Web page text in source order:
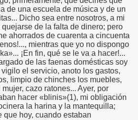
de una escuela de música y de un
Dicho sea entre nosotros, a mi
de la falta de dinero; pero
ahorrados de cuarenta a cincuenta
mientras que yo no dispongo
¡En fin, qué se le va a hacer!...
de las faenas domésticas soy
el servicio, anoto los gastos,
limpio de chinches los muebles,
cazo ratones... Ayer, por
hacer «blinis»(1), mi obligación
la harina y la mantequilla;
que hoy, cuando estaban